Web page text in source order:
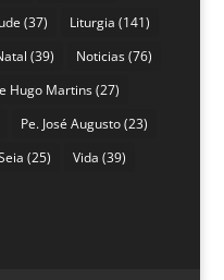
(37) Liturgia (141)
(39) Noticias(76)
Hugo Martins(27)
Pe. José Augusto(23)
(25) Vida (39)